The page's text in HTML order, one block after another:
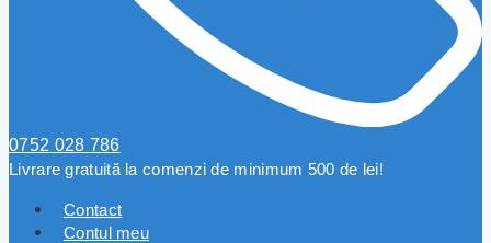
0752 028 786
Livrare gratuită la comenzi de minimum 500 de lei!
Contact
Contul meu